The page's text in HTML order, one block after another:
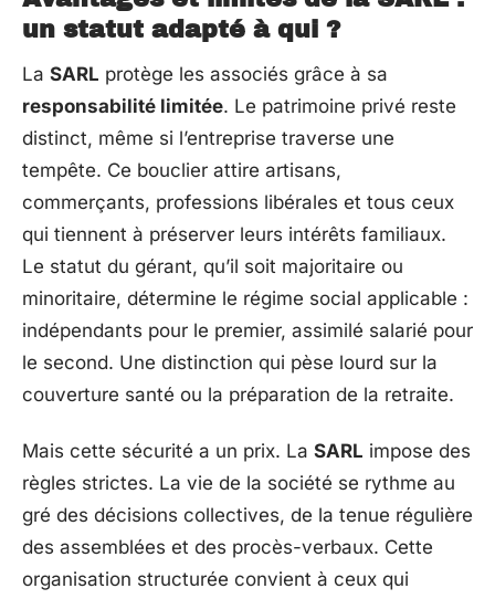
un statut adapté à qui ?
La SARL protège les associés grâce à sa
responsabilité limitée. Le patrimoine privé reste
distinct, même si l’entreprise traverse une
tempête. Ce bouclier attire artisans,
commerçants, professions libérales et tous ceux
qui tiennent à préserver leurs intérêts familiaux.
Le statut du gérant, qu’il soit majoritaire ou
minoritaire, détermine le régime social applicable :
indépendants pour le premier, assimilé salarié pour
le second. Une distinction qui pèse lourd sur la
couverture santé ou la préparation de la retraite.
Mais cette sécurité a un prix. La SARL impose des
règles strictes. La vie de la société se rythme au
gré des décisions collectives, de la tenue régulière
des assemblées et des procès-verbaux. Cette
organisation structurée convient à ceux qui